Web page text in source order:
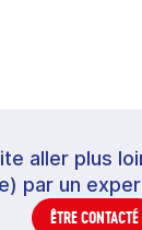
aller plus
par un
ÊTRE CONTACTÉ